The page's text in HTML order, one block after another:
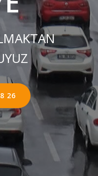
26